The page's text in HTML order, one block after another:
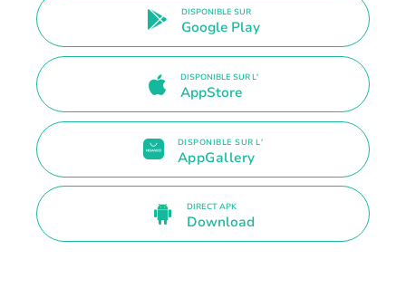
DISPONIBLE SUR
Google Play
DISPONIBLE SUR L'
AppStore
DISPONIBLE SUR L'
AppGallery
DIRECT APK
Download